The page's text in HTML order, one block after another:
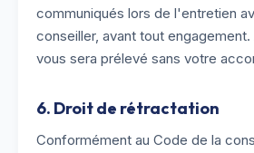
communiqués lors de l'entretien
conseiller, avant tout engagement.
vous sera prélevé sans votre
6. Droit de rétractation
Conformément au Code de la